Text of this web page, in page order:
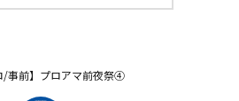
/事前】プロアマ前夜祭④